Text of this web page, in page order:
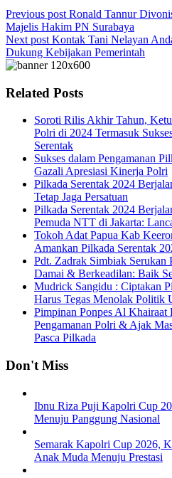
Previous post Ronald Tannur
Majelis Hakim PN Surabaya
Next post Kontak Tani Nelayan
Dukung Kebijakan Pemerintah
Related Posts
Soroti Rilis Akhir Tahun,
Polri di 2024 Termasuk
Serentak
Sukses dalam Pengamanan
Gazali Apresiasi Kinerja Polri
Pilkada Serentak 2024
Tetap Jaga Persatuan
Pilkada Serentak 2024
Pemuda NTT di Jakarta:
Tokoh Adat Papua Kab
Amankan Pilkada Serentak
Pdt. Zadrak Simbiak Serukan
Damai & Berkeadilan: Baik
Mudrick Sangidu : Ciptakan
Harus Tegas Menolak Politik
Pimpinan Ponpes Al
Pengamanan Polri & Ajak
Pasca Pilkada
Don't Miss
Ibnu Riza Puji Kapolri Cup
Menuju Panggung Nasional
Semarak Kapolri Cup 2026,
Anak Muda Menuju Prestasi